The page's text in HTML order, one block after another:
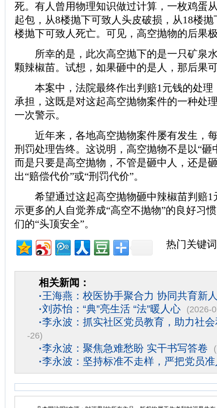
死。有人曾用物理知识做过计算，一枚鸡蛋
起包，从8楼抛下可致人头皮破损，从18楼
楼抛下可致人死亡。可见，高空抛物的后果
所幸的是，此次高空抛下的是一只矿泉
颗辣椒苗。试想，如果砸中的是人，那后果
本案中，法院最终作出判赔1元钱的处理
承担，这既是对这起高空抛物案件的一种处
一次警示。
近年来，各地高空抛物案件屡有发生，
刑罚处理告终。这说明，高空抛物不是以“砸
而是只要是高空抛物，不管是砸中人，还是
出“赔偿代价”或“刑罚代价”。
希望通过这起高空抛物砸中辣椒苗判赔1
示更多的人自觉养成“高空不抛物”的良好习
们的“头顶安全”。
热门关键
相关新闻：
·王海燕：校医协手聚合力 协同共育新
·刘苏怡：“典”亮生活 “法”暖人心 (2026-
·李永波：抓实社区党员教育，助力社
-26)
·李永波：聚焦急难愁盼 实干书写答卷
·李永波：坚持标准不走样，严把党员